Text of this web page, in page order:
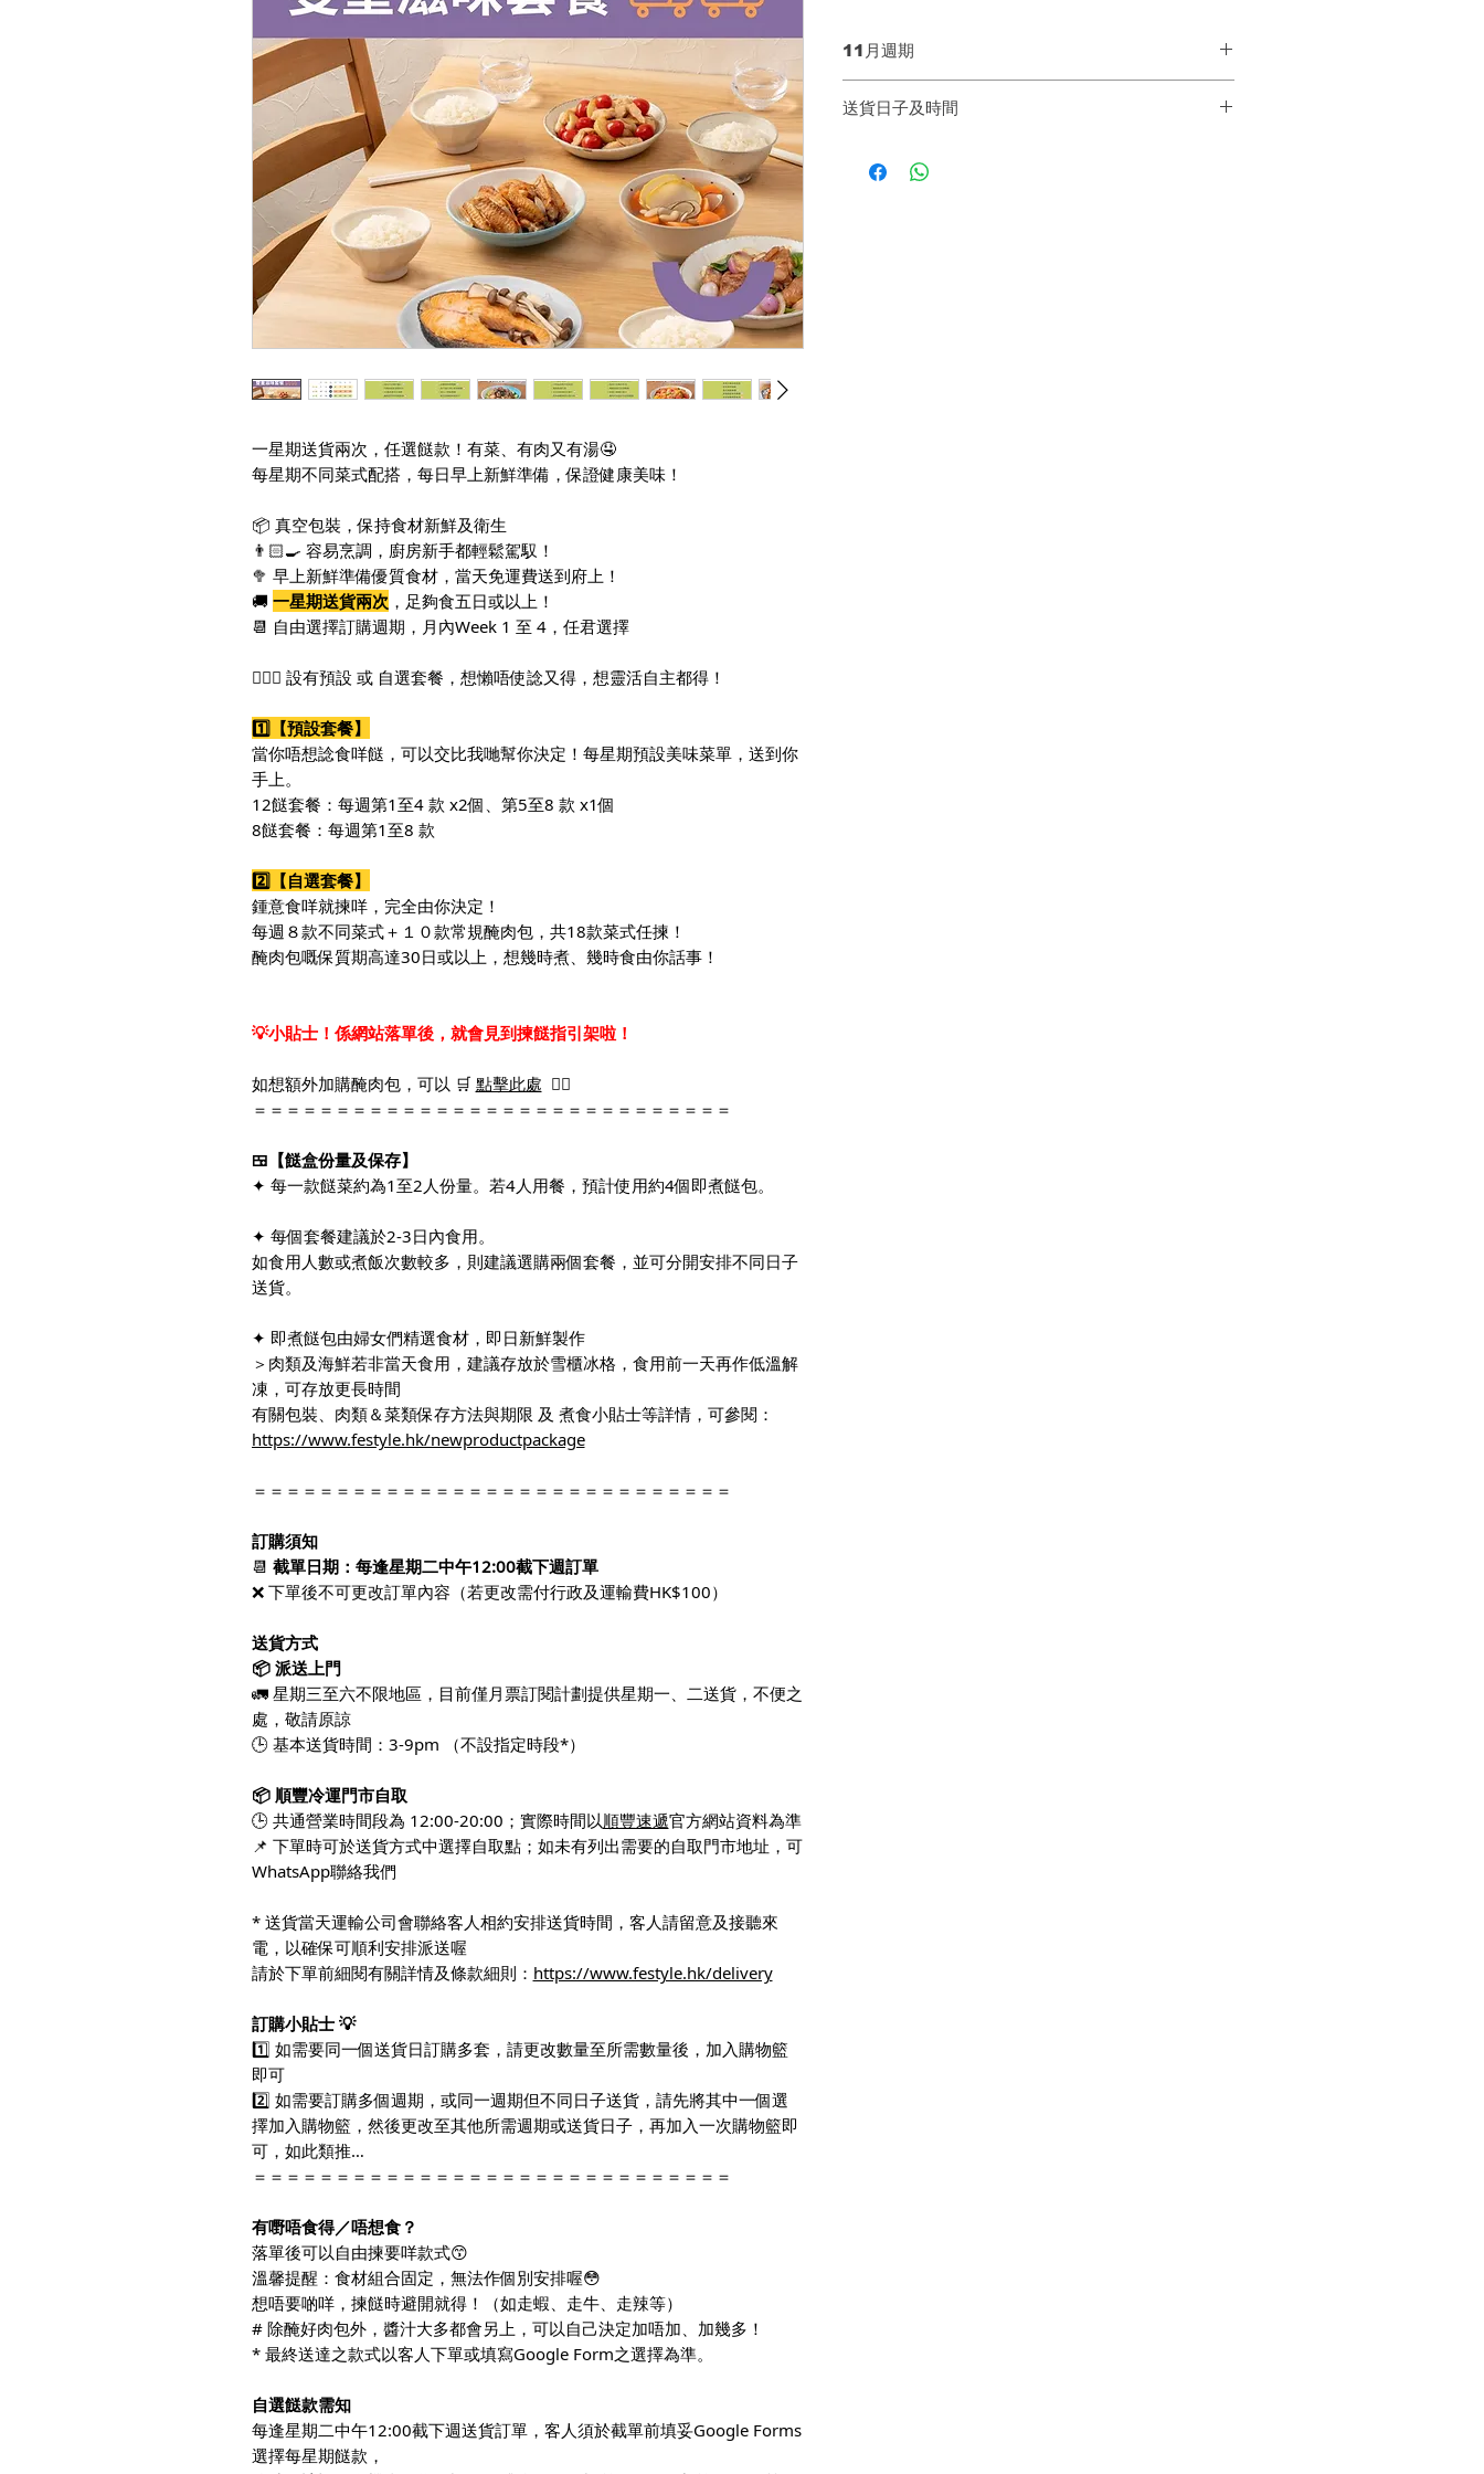
一星期送貨兩次，任選餸款！有菜、有肉又有湯🤤
每星期不同菜式配搭，每日早上新鮮準備，保證健康美味！
📦 真空包裝，保持食材新鮮及衛生
👨🏻‍🍳 容易烹調，廚房新手都輕鬆駕馭！
🥦 早上新鮮準備優質食材，當天免運費送到府上！
🚚 一星期送貨兩次 ，足夠食五日或以上！
📆 自由選擇訂購週期，月內Week 1 至 4，任君選擇
🙆🏻‍♀️ 設有預設 或 自選套餐，想懶唔使諗又得，想靈活自主都得！
1️⃣【預設套餐】
當你唔想諗食咩餸，可以交比我哋幫你決定！每星期預設美味菜單，送到你
手上。
12餸套餐：每週第1至4 款 x2個、第5至8 款 x1個
8餸套餐：每週第1至8 款
2️⃣【自選套餐】
鍾意食咩就揀咩，完全由你決定！
每週８款不同菜式＋ １０款常規醃肉包，共18款菜式任揀！
醃肉包嘅保質期高達30日或以上，想幾時煮、幾時食由你話事！
💡小貼士！係網站落單後，就會見到揀餸指引架啦！
如想額外加購醃肉包，可以 🛒 點擊此處 👈🏻
＝＝＝＝＝＝＝＝＝＝＝＝＝＝＝＝＝＝＝＝＝＝＝＝＝＝＝＝＝
🍱【餸盒份量及保存】
✦ 每一款餸菜約為1至2人份量。若4人用餐，預計使用約4個即煮餸包。
✦ 每個套餐建議於2-3日內食用。
如食用人數或煮飯次數較多，則建議選購兩個套餐，並可分開安排不同日子
送貨。
✦ 即煮餸包由婦女們精選食材，即日新鮮製作
＞肉類及海鮮若非當天食用，建議存放於雪櫃冰格，食用前一天再作低溫解
凍，可存放更長時間
有關包裝、肉類＆菜類保存方法與期限 及 煮食小貼士等詳情，可參閱：
https://www.festyle.hk/newproductpackage
＝＝＝＝＝＝＝＝＝＝＝＝＝＝＝＝＝＝＝＝＝＝＝＝＝＝＝＝＝
訂購須知
📆 截單日期： 每逢星期二中午12:00截下週訂單
❌ 下單後不可更改訂單內容（若更改需付行政及運輸費HK$100）
送貨方式
📦 派送上門
🚛 星期三至六不限地區，目前僅月票訂閱計劃提供星期一、二送貨，不便之
處，敬請原諒
🕒 基本送貨時間：3-9pm （不設指定時段*）
📦 順豐冷運門市自取
🕒 共通營業時間段為 12:00-20:00；實際時間以順豐速遞官方網站資料為準
📌 下單時可於送貨方式中選擇自取點；如未有列出需要的自取門市地址，可
WhatsApp聯絡我們
* 送貨當天運輸公司會聯絡客人相約安排送貨時間，客人請留意及接聽來
電，以確保可順利安排派送喔
請於下單前細閱有關詳情及條款細則： https://www.festyle.hk/delivery
訂購小貼士 💡
1️⃣ 如需要同一個送貨日訂購多套，請更改數量至所需數量後，加入購物籃
即可
2️⃣ 如需要訂購多個週期，或同一週期但不同日子送貨，請先將其中一個選
擇加入購物籃，然後更改至其他所需週期或送貨日子，再加入一次購物籃即
可，如此類推…
＝＝＝＝＝＝＝＝＝＝＝＝＝＝＝＝＝＝＝＝＝＝＝＝＝＝＝＝＝
有嘢唔食得／唔想食？
落單後可以自由揀要咩款式😙
溫馨提醒：食材組合固定，無法作個別安排喔😳
想唔要啲咩，揀餸時避開就得！（如走蝦、走牛、走辣等）
# 除醃好肉包外，醬汁大多都會另上，可以自己決定加唔加、加幾多！
* 最終送達之款式以客人下單或填寫Google Form之選擇為準。
自選餸款需知
每逢星期二中午12:00截下週送貨訂單，客人須於截單前填妥Google Forms
選擇每星期餸款，
11月週期
第二週Week2: 11月13至16號
第四週Week4: 11月27至30號
送貨日子及時間
同一週內送貨兩次，可自選哪一天送貨